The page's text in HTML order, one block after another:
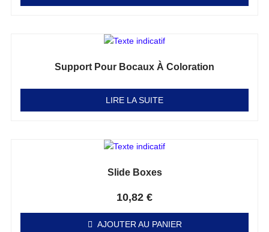
Support Pour Bocaux À Coloration
LIRE LA SUITE
Slide Boxes
10,82 €
AJOUTER AU PANIER